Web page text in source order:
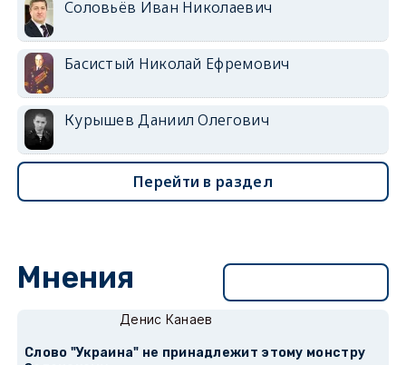
Соловьёв Иван Николаевич
Басистый Николай Ефремович
Курышев Даниил Олегович
Перейти в раздел
Мнения
Денис Канаев
Слово "Украина" не принадлежит этому монстру